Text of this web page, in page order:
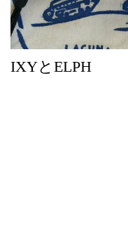
IXYとELPH